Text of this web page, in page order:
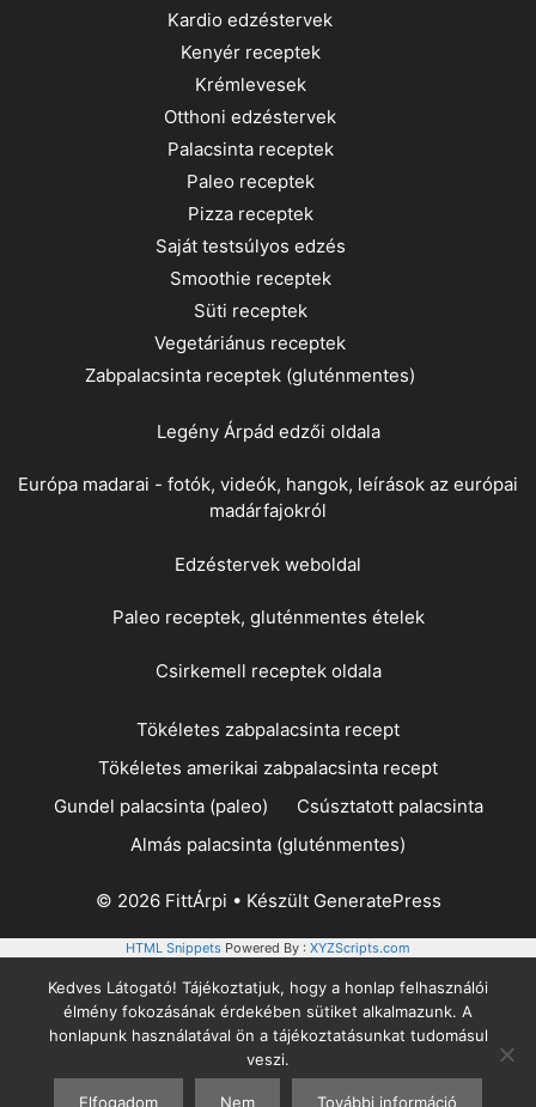
Kardio edzéstervek
Kenyér receptek
Krémlevesek
Otthoni edzéstervek
Palacsinta receptek
Paleo receptek
Pizza receptek
Saját testsúlyos edzés
Smoothie receptek
Süti receptek
Vegetáriánus receptek
Zabpalacsinta receptek (gluténmentes)
Legény Árpád edzői oldala
Európa madarai - fotók, videók, hangok, leírások az európai
madárfajokról
Edzéstervek weboldal
Paleo receptek, gluténmentes ételek
Csirkemell receptek oldala
Tökéletes zabpalacsinta recept
Tökéletes amerikai zabpalacsinta recept
Gundel palacsinta (paleo)
Csúsztatott palacsinta
Almás palacsinta (gluténmentes)
© 2026 FittÁrpi • Készült GeneratePress
HTML Snippets Powered By : XYZScripts.com
Kedves Látogató! Tájékoztatjuk, hogy a honlap felhasználói
élmény fokozásának érdekében sütiket alkalmazunk. A
honlapunk használatával ön a tájékoztatásunkat tudomásul
veszi.
Elfogadom Nem További információ